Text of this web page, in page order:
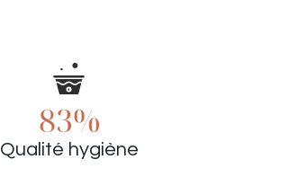
83%
Qualité hygiène